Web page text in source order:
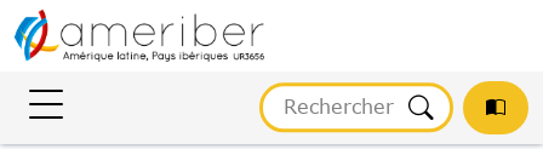
Gestion des cookies